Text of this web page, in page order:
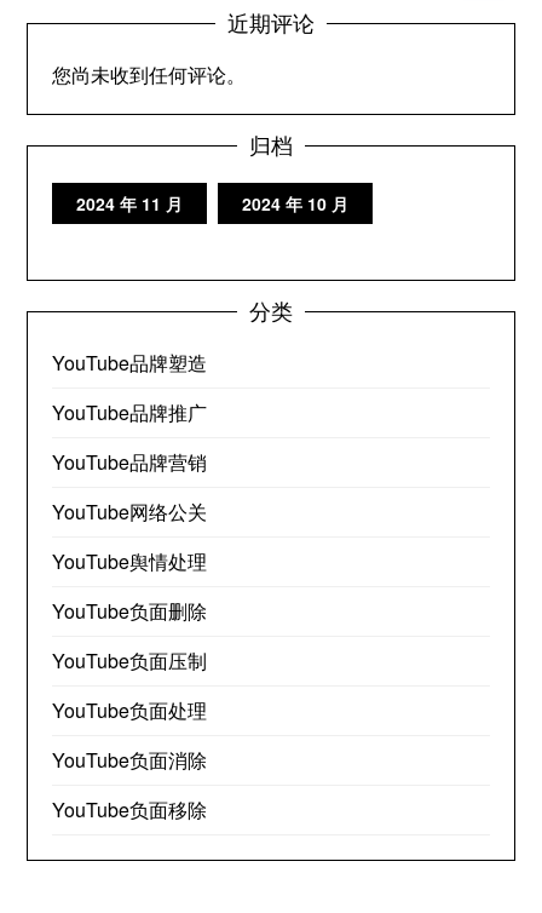
近期评论
您尚未收到任何评论。
归档
2024 年 11 月 2024 年 10 月
分类
YouTube品牌塑造
YouTube品牌推广
YouTube品牌营销
YouTube网络公关
YouTube舆情处理
YouTube负面删除
YouTube负面压制
YouTube负面处理
YouTube负面消除
YouTube负面移除